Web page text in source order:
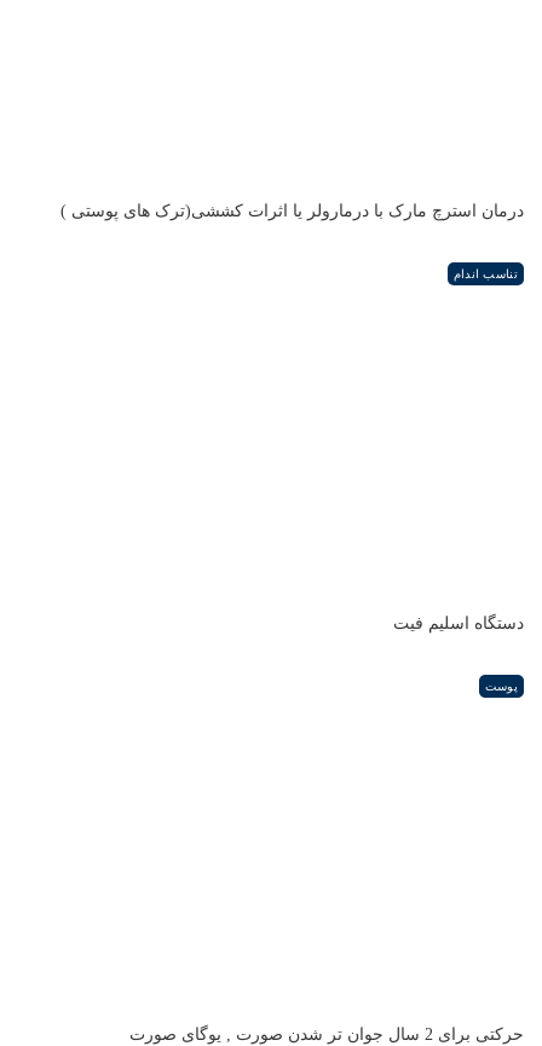
درمان استرچ مارک با درمارولر یا اثرات کششی(ترک های پوستی )
تناسب اندام
دستگاه اسلیم فیت
پوست
حرکتی برای 2 سال جوان تر شدن صورت , یوگای صورت